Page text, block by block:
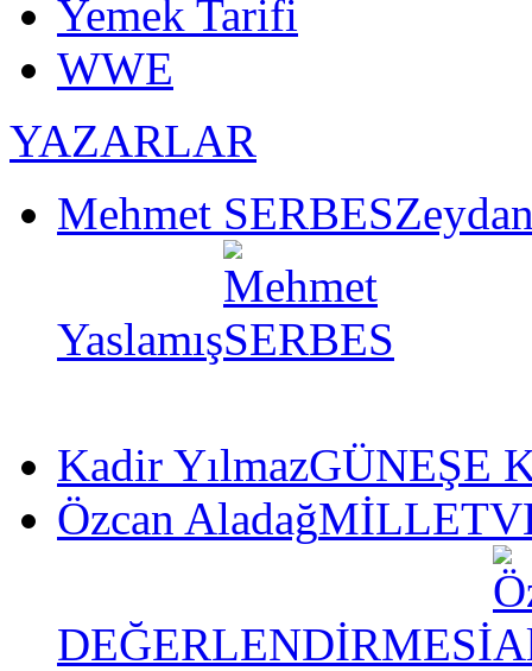
Yemek Tarifi
WWE
YAZARLAR
Mehmet SERBES
Yaslamış
Kadir YılmazGÜNEŞE
Özcan Aladağ
DEĞERLENDİRMESİ